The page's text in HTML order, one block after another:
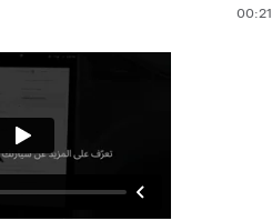
00:21